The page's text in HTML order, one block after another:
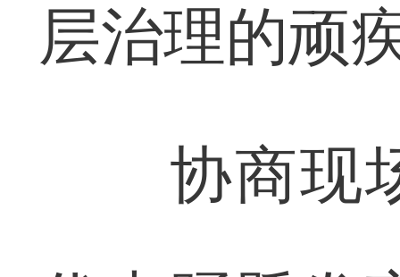
层治理的顽
协商现场